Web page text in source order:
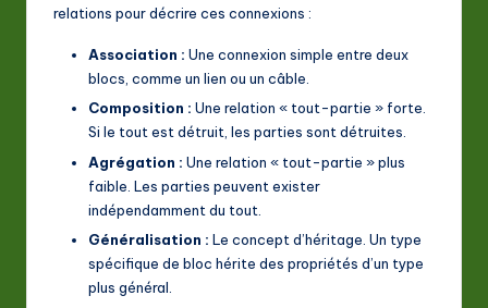
relations pour décrire ces connexions :
Association : Une connexion simple entre deux
blocs, comme un lien ou un câble.
Composition : Une relation « tout-partie » forte.
Si le tout est détruit, les parties sont détruites.
Agrégation : Une relation « tout-partie » plus
faible. Les parties peuvent exister
indépendamment du tout.
Généralisation : Le concept d’héritage. Un type
spécifique de bloc hérite des propriétés d’un type
plus général.